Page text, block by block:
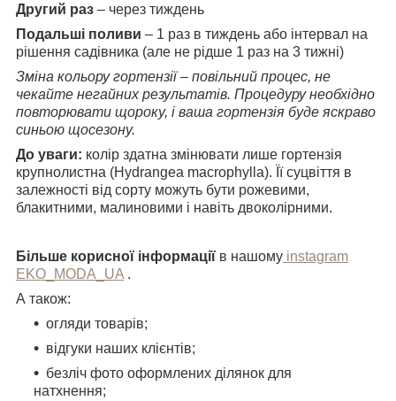
Другий раз – через тиждень
Подальші поливи – 1 раз в тиждень або інтервал на
рішення садівника (але не рідше 1 раз на 3 тижні)
Зміна кольору гортензії – повільний процес, не
чекайте негайних результатів. Процедуру необхідно
повторювати щороку, і ваша гортензія буде яскраво
синьою щосезону.
До уваги: колір здатна змінювати лише гортензія
крупнолистна (Hydrangea macrophylla). Її суцвіття в
залежності від сорту можуть бути рожевими,
блакитними, малиновими і навіть двоколірними.
Більше корисної інформації в нашому instagram
EKO_MODA_UA .
А також:
огляди товарів;
відгуки наших клієнтів;
безліч фото оформлених ділянок для
натхнення;